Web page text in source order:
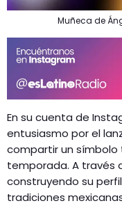
Muñeca de
En su cuenta de
entusiasmo por el
compartir un
temporada. A través
construyendo su
tradiciones